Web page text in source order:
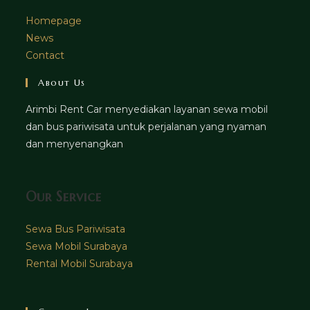
Homepage
News
Contact
About Us
Arimbi Rent Car menyediakan layanan sewa mobil
dan bus pariwisata untuk perjalanan yang nyaman
dan menyenangkan
Our Service
Sewa Bus Pariwisata
Sewa Mobil Surabaya
Rental Mobil Surabaya